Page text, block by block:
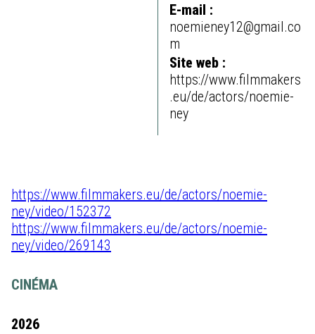
E-mail :
noemieney12@gmail.co
m
Site web :
https://www.filmmakers
.eu/de/actors/noemie-
ney
CINÉMA
2026
https://www.filmmakers.eu/de/actors/noemie-
ney/video/152372
https://www.filmmakers.eu/de/actors/noemie-
ney/video/269143